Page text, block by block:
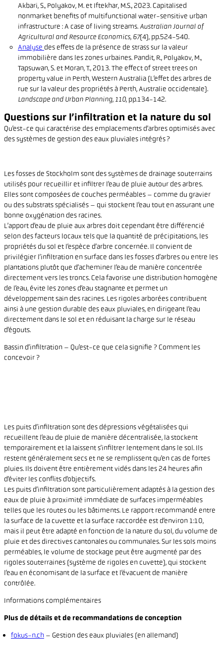
Akbari, S., Polyakov, M. et Iftekhar, M.S., 2023. Capitalised
nonmarket benefits of multifunctional water-sensitive urban
infrastructure : A case of living streams. Australian Journal of
Agricultural and Resource Economics, 67(4), pp.524-540.
Analyse des effets de la présence de strass sur la valeur
immobilière dans les zones urbaines. Pandit, R., Polyakov, M.,
Tapsuwan, S. et Moran, T., 2013. The effect of street trees on
property value in Perth, Western Australia (L’effet des arbres de
rue sur la valeur des propriétés à Perth, Australie occidentale).
Landscape and Urban Planning, 110, pp.134-142.
Questions sur l’infiltration et la nature du sol
Qu’est-ce qui caractérise des emplacements d’arbres optimisés avec
des systèmes de gestion des eaux pluviales intégrés ?
Les fosses de Stockholm sont des systèmes de drainage souterrains
utilisés pour recueillir et infiltrer l’eau de pluie autour des arbres.
Elles sont composées de couches perméables – comme du gravier
ou des substrats spécialisés – qui stockent l’eau tout en assurant une
bonne oxygénation des racines.
L’apport d’eau de pluie aux arbres doit cependant être différencié
selon des facteurs locaux tels que la quantité de précipitations, les
propriétés du sol et l’espèce d’arbre concernée. Il convient de
privilégier l’infiltration en surface dans les fosses d’arbres ou entre les
plantations plutôt que d’acheminer l’eau de manière concentrée
directement vers les troncs. Cela favorise une distribution homogène
de l’eau, évite les zones d’eau stagnante et permet un
développement sain des racines. Les rigoles arborées contribuent
ainsi à une gestion durable des eaux pluviales, en dirigeant l’eau
directement dans le sol et en réduisant la charge sur le réseau
d’égouts.
Bassin d’infiltration – Qu’est-ce que cela signifie ? Comment les
concevoir ?
Les puits d’infiltration sont des dépressions végétalisées qui
recueillent l’eau de pluie de manière décentralisée, la stockent
temporairement et la laissent s’infiltrer lentement dans le sol. Ils
restent généralement secs et ne se remplissent qu’en cas de fortes
pluies. Ils doivent être entièrement vidés dans les 24 heures afin
d’éviter les conflits d’objectifs.
Les puits d’infiltration sont particulièrement adaptés à la gestion des
eaux de pluie à proximité immédiate de surfaces imperméables
telles que les routes ou les bâtiments. Le rapport recommandé entre
la surface de la cuvette et la surface raccordée est d’environ 1:10,
mais il peut être adapté en fonction de la nature du sol, du volume de
pluie et des directives cantonales ou communales. Sur les sols moins
perméables, le volume de stockage peut être augmenté par des
rigoles souterraines (système de rigoles en cuvette), qui stockent
l’eau en économisant de la surface et l’évacuent de manière
contrôlée.
Informations complémentaires
Plus de détails et de recommandations de conception
fokus-n.ch – Gestion des eaux pluviales (en allemand)